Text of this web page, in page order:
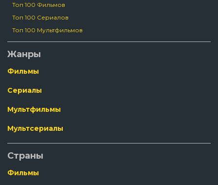
Топ 100 Фильмов
Топ 100 Сериалов
Топ 100 Мультфильмов
Жанры
Фильмы
Сериалы
Мультфильмы
Мультсериалы
Страны
Фильмы